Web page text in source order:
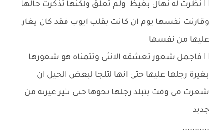
 نظرت له نهال بغيظ ولم تعلق ولكنها تذكرت حالها
وقارنت نفسها يوم ان كانت بقلب ايوب فقد كان يغار
عليها من نفسها
 فاجمل شعور تعشقه الانثى وتتمناه هو شعورها
بغيرة رجلها عليها حتى انها لتلجا لبعض الحيل ان
شعرت فى وقت بتبلد رجلها نحوها حتى تثير غيرته من
جديد
...........